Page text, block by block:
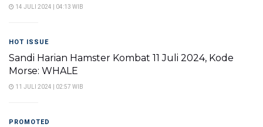
14 JULI 2024 | 04:13 WIB
HOT ISSUE
Sandi Harian Hamster Kombat 11 Juli 2024, Kode
Morse: WHALE
11 JULI 2024 | 02:57 WIB
PROMOTED